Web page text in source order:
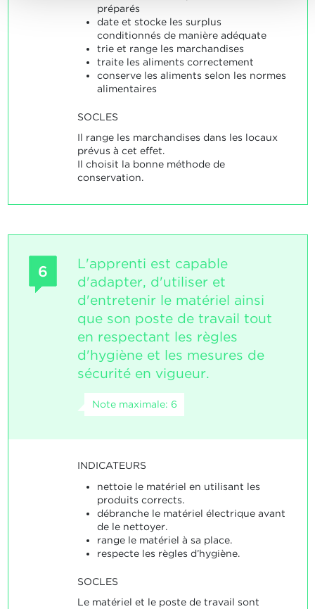
préparés
date et stocke les surplus
conditionnés de manière adéquate
trie et range les marchandises
traite les aliments correctement
conserve les aliments selon les normes
alimentaires
SOCLES
Il range les marchandises dans les locaux
prévus à cet effet.
Il choisit la bonne méthode de
conservation.
6
L'apprenti est capable
d'adapter, d'utiliser et
d'entretenir le matériel ainsi
que son poste de travail tout
en respectant les règles
d'hygiène et les mesures de
sécurité en vigueur.
Note maximale: 6
INDICATEURS
nettoie le matériel en utilisant les
produits corrects.
débranche le matériel électrique avant
de le nettoyer.
range le matériel à sa place.
respecte les règles d’hygiène.
SOCLES
Le matériel et le poste de travail sont